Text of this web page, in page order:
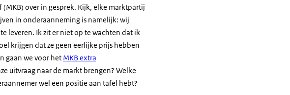
over in gesprek. Kijk, elke marktpartij
in onderaanneming is namelijk: wij
leveren. Ik zit er niet op te wachten dat ik
krijgen dat ze geen eerlijke prijs hebben
gaan we voor het MKB extra
uitvraag naar de markt brengen? Welke
wel een positie aan tafel hebt?